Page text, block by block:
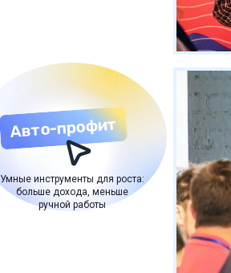
Авто-профит
Умные инструменты для роста:
больше дохода, меньше
ручной работы